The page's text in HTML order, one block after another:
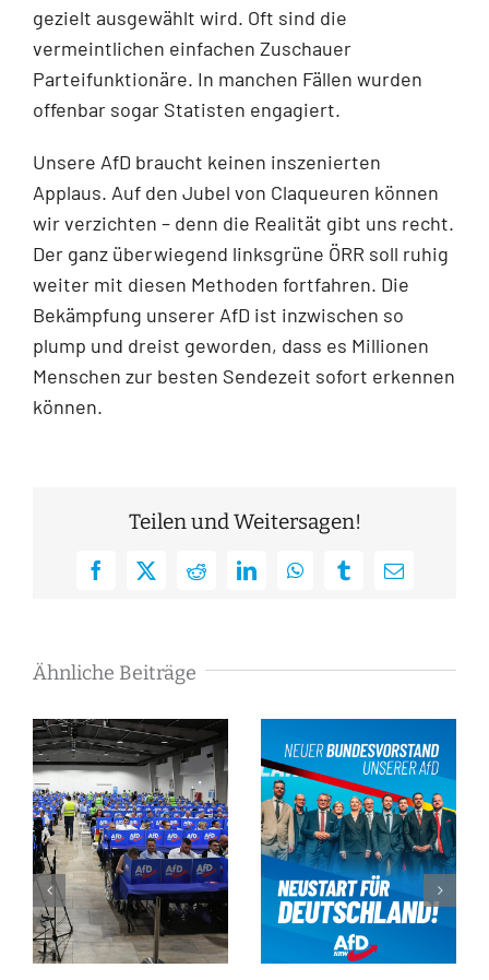
gezielt ausgewählt wird. Oft sind die
vermeintlichen einfachen Zuschauer
Parteifunktionäre. In manchen Fällen wurden
offenbar sogar Statisten engagiert.
Unsere AfD braucht keinen inszenierten
Applaus. Auf den Jubel von Claqueuren können
wir verzichten – denn die Realität gibt uns recht.
Der ganz überwiegend linksgrüne ÖRR soll ruhig
weiter mit diesen Methoden fortfahren. Die
Bekämpfung unserer AfD ist inzwischen so
plump und dreist geworden, dass es Millionen
Menschen zur besten Sendezeit sofort erkennen
können.
Teilen und Weitersagen!
Facebook
X RedditLinkedInWhatsAppTumblrE-
Ähnliche Beiträge